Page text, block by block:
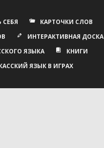
СЕБЯ
КАРТОЧКИ СЛОВ
ИНТЕРАКТИВНАЯ ДОСКА
ЯЗЫКА
КНИГИ
ЯЗЫК В ИГРАХ